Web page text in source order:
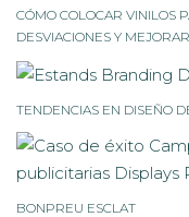
CÓMO COLOCAR VINILOS
DESVIACIONES Y
TENDENCIAS EN DISEÑO
BONPREU ESCLAT